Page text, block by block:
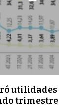
utilidades
trimestre